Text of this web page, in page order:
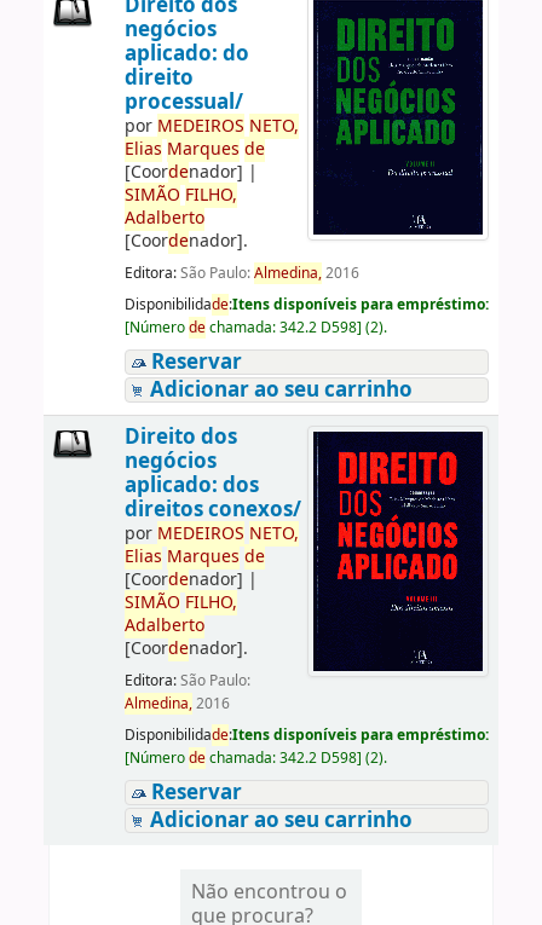
negócios
aplicado: do
direito
processual/
por MEDEIROS NETO,
Elias Marques de
[Coordenador] |
SIMÃO FILHO,
Adalberto
[Coordenador].
Editora:São Paulo:Almedina,2016
Disponibilidade:Itens disponíveis para empréstimo:
[Númerodechamada:342.2 D598] (2).
Reservar
Adicionar ao seu carrinho
Direito dos
negócios
aplicado: dos
direitos conexos/
por MEDEIROS NETO,
Elias Marques de
[Coordenador] |
SIMÃO FILHO,
Adalberto
[Coordenador].
Editora:São Paulo:
Almedina,2016
Disponibilidade:Itens disponíveis para empréstimo:
[Númerodechamada:342.2 D598] (2).
Reservar
Adicionar ao seu carrinho
Não encontrou o
que procura?